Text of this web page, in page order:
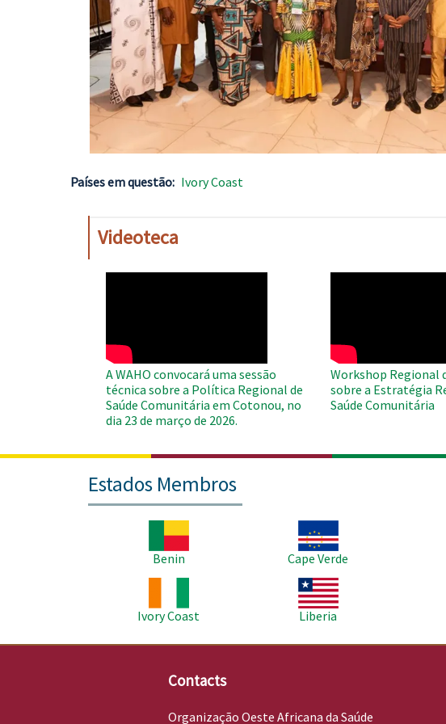
Países em questão Ivory Coast
Videoteca
A WAHO convocará uma sessão
técnica sobre a Política Regional de
Saúde Comunitária em Cotonou, no
dia 23 de março de 2026.
Workshop Regional
sobre a Estratégia
Saúde Comunitária
Estados Membros
Benin
Cape Verde
Ivory Coast
Imagem
Liberia
Contacts
Organização Oeste Africana da Saúde